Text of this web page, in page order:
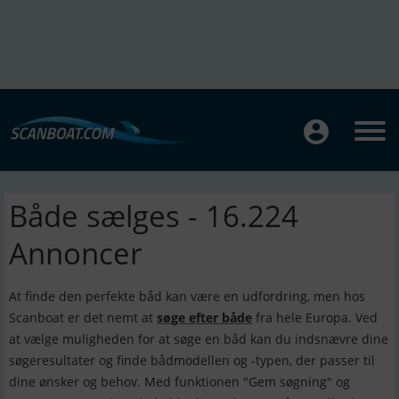
Både sælges - 16.224
Annoncer
At finde den perfekte båd kan være en udfordring, men hos
Scanboat er det nemt at søge efter både fra hele Europa. Ved
at vælge muligheden for at søge en båd kan du indsnævre dine
søgeresultater og finde bådmodellen og -typen, der passer til
dine ønsker og behov. Med funktionen "Gem søgning" og